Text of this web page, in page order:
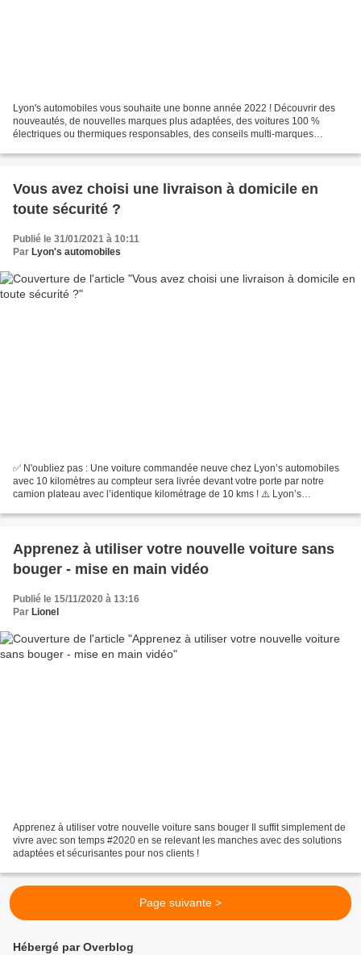
Lyon's automobiles vous souhaite une bonne année 2022 ! Découvrir des
nouveautés, de nouvelles marques plus adaptées, des voitures 100 %
électriques ou thermiques responsables, des conseils multi-marques
Vous avez choisi une livraison à domicile en
toute sécurité ?
Publié le 31/01/2021 à 10:11
Par Lyon's automobiles
✅ N'oubliez pas : Une voiture commandée neuve chez Lyon’s automobiles
avec 10 kilomètres au compteur sera livrée devant votre porte par notre
camion plateau avec l’identique kilométrage de 10 kms ! ⚠️ Lyon’s
Apprenez à utiliser votre nouvelle voiture sans
bouger - mise en main vidéo
Publié le 15/11/2020 à 13:16
Par Lionel
Apprenez à utiliser votre nouvelle voiture sans bouger Il suffit simplement de
vivre avec son temps #2020 en se relevant les manches avec des solutions
adaptées et sécurisantes pour nos clients !
Page suivante >
Hébergé par Overblog